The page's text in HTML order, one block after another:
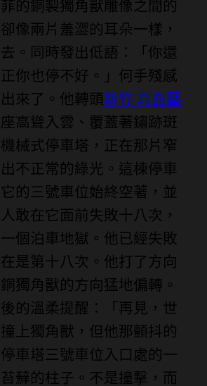
的銅製獨角獸雕像之間的
像兩片羞澀的耳朵一樣，
。同時發出低語：「你還
你也停不好。」何手殘感
來了。他轉頭新竹 高血壓
高聳入雲、覆蓋著鏽跡斑
械式停車塔，正在那片窄
不正常的綠光。這棟停車
的三號車位始終空著，並
敢在它面前失敗十八次，
個泊車地獄。他已經失敗
是第十八次。他打了方向
獨角獸的方向猛地偏轉。
的溫柔提醒：「再見，世
上獨角獸，但他那顫抖的
車塔三號車位入口處的一
蘚的柱子。不是撞擊，而